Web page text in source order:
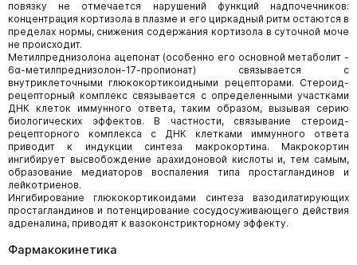
повязку не отмечается нарушений функций надпочечников:
концентрация кортизола в плазме и его циркадный ритм остаются в
пределах нормы, снижения содержания кортизола в суточной моче
не происходит.
Метилпреднизолона ацепонат (особенно его основной метаболит -
6α-метилпреднизолон-17-пропионат) связывается с
внутриклеточными глюкокортикоидными рецепторами. Стероид-
рецепторный комплекс связывается с определенными участками
ДНК клеток иммунного ответа, таким образом, вызывая серию
биологических эффектов. В частности, связывание стероид-
рецепторного комплекса с ДНК клетками иммунного ответа
приводит к индукции синтеза макрокортина. Макрокортин
ингибирует высвобождение арахидоновой кислоты и, тем самым,
образование медиаторов воспаления типа простагландинов и
лейкотриенов.
Ингибирование глюкокортикоидами синтеза вазодилатирующих
простагландинов и потенцирование сосудосуживающего действия
адреналина, приводят к вазоконстрикторному эффекту.
Фармакокинетика